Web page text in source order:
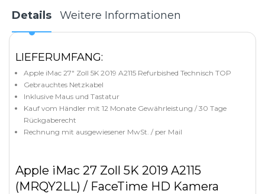
Details
LIEFERUMFANG:
Apple iMac 27" Zoll 5K 2019 A2115 Refurbished Technisch TOP
Gebrauchtes Netzkabel
Inklusive Maus und Tastatur
Kauf vom Händler mit 12 Monate Gewährleistung / 30 Tage
Rückgaberecht
Rechnung mit ausgewiesener MwSt. / per Mail
Apple iMac 27 Zoll 5K 2019 A2115
(MRQY2LL) / FaceTime HD Kamera
Weitere Informationen